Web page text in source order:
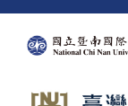
跳